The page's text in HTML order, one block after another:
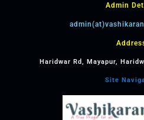
Admin
Haridwar Rd, Mayapur,
Site